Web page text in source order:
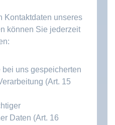
Kontaktdaten unseres
können Sie jederzeit
bei uns gespeicherten
(Art. 15
Daten (Art. 16